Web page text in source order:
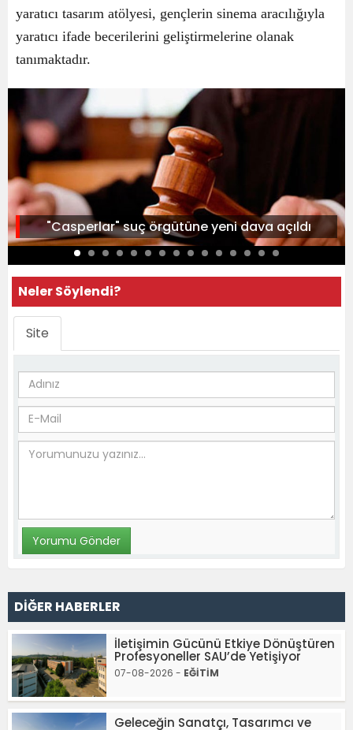
yaratıcı tasarım atölyesi, gençlerin sinema aracılığıyla
yaratıcı ifade becerilerini geliştirmelerine olanak
tanımaktadır.
"Casperlar" suç örgütüne yeni dava açıldı
Neler Söylendi?
Site
DİĞER HABERLER
İletişimin Gücünü Etkiye Dönüştüren
Profesyoneller SAU’de Yetişiyor
07-08-2026 - EĞİTİM
Geleceğin Sanatçı, Tasarımcı ve